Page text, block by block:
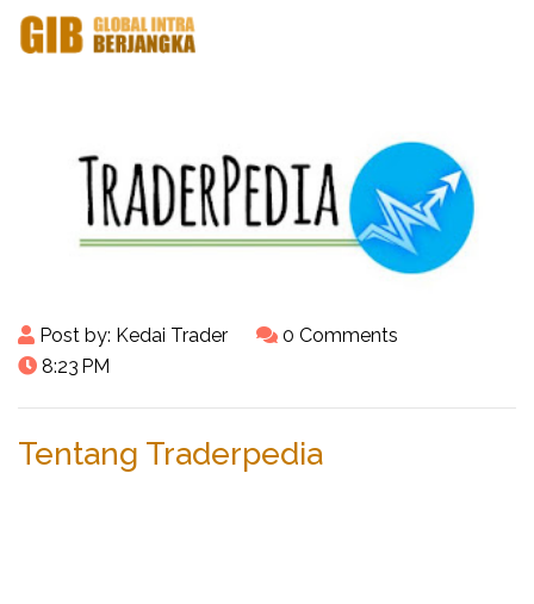
Post by: Kedai Trader
0 Comments
8:23 PM
Tentang Traderpedia